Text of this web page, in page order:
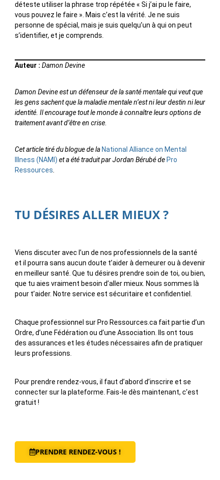
déteste utiliser la phrase trop répétée « Si j’ai pu le faire,
vous pouvez le faire ». Mais c’est la vérité. Je ne suis
personne de spécial, mais je suis quelqu’un à qui on peut
s’identifier, et je comprends.
Auteur : Damon Devine
Damon Devine est un défenseur de la santé mentale qui veut que
les gens sachent que la maladie mentale n’est ni leur destin ni leur
identité. Il encourage tout le monde à connaître leurs options de
traitement avant d’être en crise.
Cet article tiré du blogue de la National Alliance on Mental
Illness (NAMI) et a été traduit par Jordan Bérubé de Pro
Ressources.
TU DÉSIRES ALLER MIEUX ?
Viens discuter avec l’un de nos professionnels de la santé
et il pourra sans aucun doute t’aider à demeurer ou à devenir
en meilleur santé. Que tu désires prendre soin de toi, ou bien,
que tu aies vraiment besoin d’aller mieux. Nous sommes là
pour t’aider. Notre service est sécuritaire et confidentiel.
Chaque professionnel sur Pro Ressources.ca fait partie d’un
Ordre, d’une Fédération ou d’une Association. Ils ont tous
des assurances et les études nécessaires afin de pratiquer
leurs professions.
Pour prendre rendez-vous, il faut d’abord d’inscrire et se
connecter sur la plateforme. Fais-le dès maintenant, c’est
gratuit !
PRENDRE RENDEZ-VOUS !